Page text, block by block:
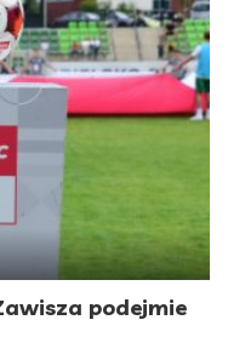
podejmie